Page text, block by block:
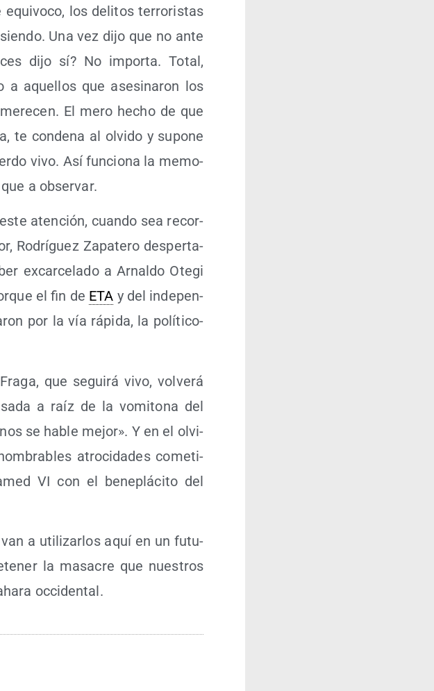
los deli­tos terro­ris­tas
Una vez dijo que no ante
dijo sí? No impor­ta. Total,
a aque­llos que ase­si­na­ron los
El mero hecho de que
te con­de­na al olvi­do y supo­ne
vivo. Así fun­cio­na la memo­
a observar.
aten­ción, cuan­do sea recor­
Rodrí­guez Zapa­te­ro des­per­ta­
excar­ce­la­do a Arnal­do Ote­gi
el fin de ETA y del inde­pen­
por la vía rápi­da, la polí­ti­co-
que segui­rá vivo, vol­ve­rá
a raíz de la vomi­to­na del
se hable mejor». Y en el olvi­
atro­ci­da­des come­ti­
VI con el bene­plá­ci­to del
a uti­li­zar­los aquí en un futu­
la masa­cre que nues­tros
occidental.